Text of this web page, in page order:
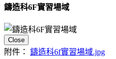
鑄造科6F實習場域
Close
附件： 鑄造科6f實習場域.jpg